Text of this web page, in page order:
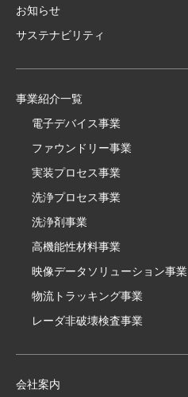
お知らせ
サステナビリティ
事業紹介一覧
電子デバイス事業
ファウンドリー事業
実装プロセス事業
洗浄プロセス事業
洗浄剤事業
高機能性材料事業
映像データソリューション事業
物流トラッキング事業
レーダ非破壊検査事業
会社案内